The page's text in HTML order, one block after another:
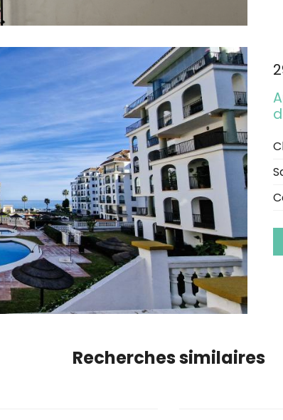
Recherches similaires